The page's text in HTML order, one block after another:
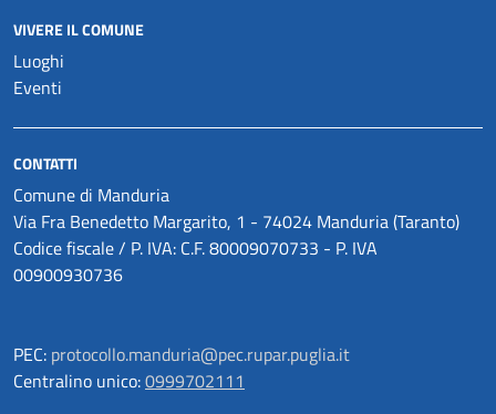
VIVERE IL COMUNE
Luoghi
Eventi
CONTATTI
Comune di Manduria
Via Fra Benedetto Margarito, 1 - 74024 Manduria (Taranto)
Codice fiscale / P. IVA: C.F. 80009070733 - P. IVA
00900930736
PEC: protocollo.manduria@pec.rupar.puglia.it
Centralino unico:0999702111